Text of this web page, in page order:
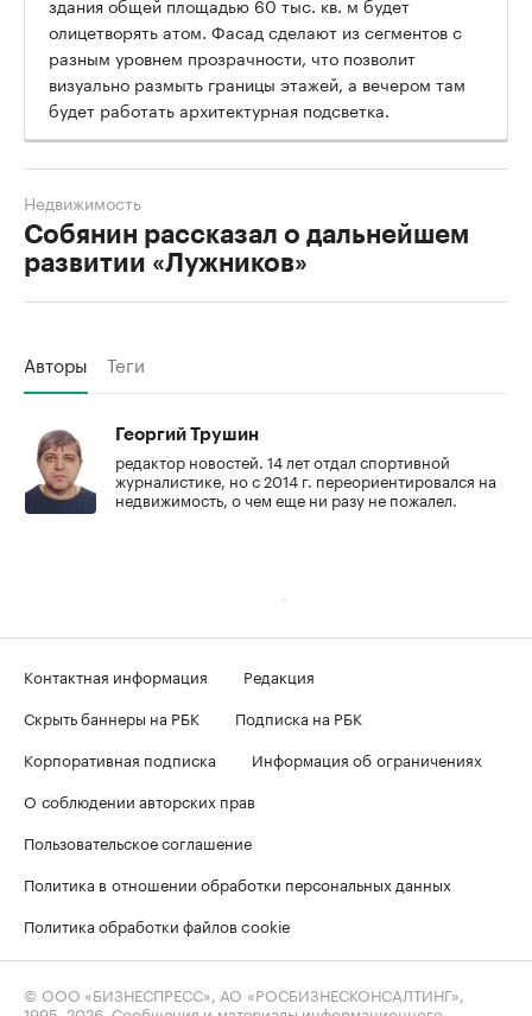
олицетворять атом. Фасад сделают из сегментов с
разным уровнем прозрачности, что позволит
визуально размыть границы этажей, а вечером там
будет работать архитектурная подсветка.
Собянин рассказал о дальнейшем
развитии «Лужников»
Недвижимость
Авторы Теги
Георгий Трушин
редактор новостей. 14 лет отдал спортивной
журналистике, но с 2014 г. переориентировался на
недвижимость, о чем еще ни разу не пожалел.
Контактная информация
Редакция
Скрыть баннеры на РБК
Подписка на РБК
Корпоративная подписка
Информация об ограничениях
О соблюдении авторских прав
Пользовательское соглашение
Политика в отношении обработки персональных данных
Политика обработки файлов cookie
© ООО «БИЗНЕСПРЕСС», АО «РОСБИЗНЕСКОНСАЛТИНГ»,